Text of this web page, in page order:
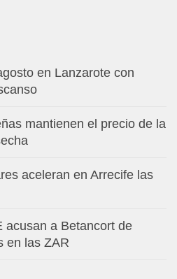
en Lanzarote con
mantienen el precio de la
aceleran en Arrecife las
acusan a Betancort de
en las ZAR